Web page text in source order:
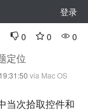
登录
0 0 0
定位
via Mac OS
当次拾取控件和